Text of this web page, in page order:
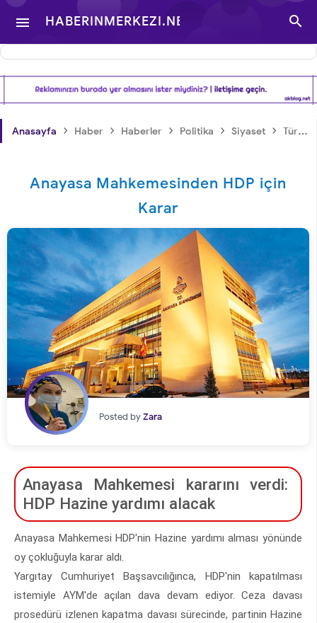
 HABERINMERKEZI.NET
- TÜRKIYE VE DÜNYA
GÜNDEMINDEN

Anasayfa › Haber › Haberler › Politika › Siyaset › Türkiye
Anayasa Mahkemesinden HDP için
Karar
Posted byZara
Anayasa Mahkemesi kararını verdi:
HDP Hazine yardımı alacak
Anayasa Mahkemesi HDP'nin Hazine yardımı alması yönünde
oy çokluğuyla karar aldı.
Yargıtay Cumhuriyet Başsavcılığınca, HDP'nin kapatılması
istemiyle AYM'de açılan dava devam ediyor. Ceza davası
prosedürü izlenen kapatma davası sürecinde, partinin Hazine